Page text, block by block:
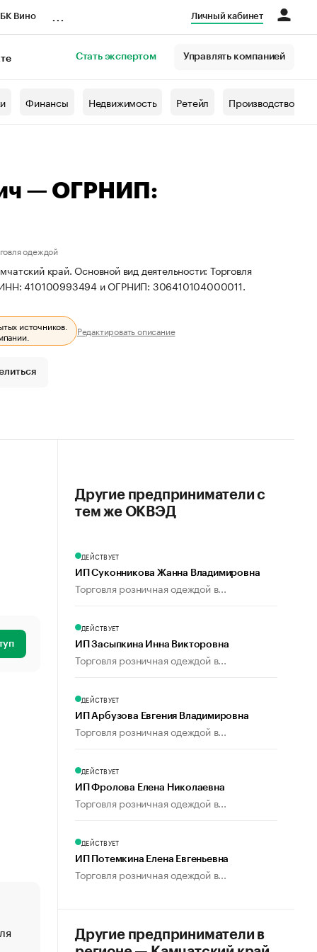
Вино Личный кабинет
Стать экспертом Управлять компанией
Финансы Недвижимость Ретейл Производство
— ОГРНИП:
одеждой
край. Основной вид деятельности: Торговля
ИНН: 410100993494 и ОГРНИП: 306410104000011.
источников.
Редактировать описание
«От спорта тело стареет иначе». Как живет глава
создавшей GTA
Другие предприниматели с
тем же ОКВЭД
ДЕЙСТВУЕТ
ИП Суконникова Жанна Владимировна
Торговля розничная одеждой в...
ДЕЙСТВУЕТ
ИП Засыпкина Инна Викторовна
Торговля розничная одеждой в...
ДЕЙСТВУЕТ
ИП Арбузова Евгения Владимировна
Торговля розничная одеждой в...
ДЕЙСТВУЕТ
ИП Фролова Елена Николаевна
Торговля розничная одеждой в...
ДЕЙСТВУЕТ
ИП Потемкина Елена Евгеньевна
Торговля розничная одеждой в...
Другие предприниматели в